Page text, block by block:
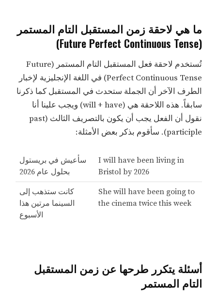
ما هي لاحقة زمن المستقبل التام المستمر
(Future Perfect Continuous Tense)
تُستخدم لاحقة فعل المستقبل التام المستمر (Future
Perfect Continuous Tense) في اللغة الإنجليزية لإخبار
الطرف الآخر أن الجملة ستحدث في المستقبل كما ذكرنا
سابقاً. هذه اللاحقة هي (will + have) ويجب علينا أنا
نقول أن الفعل يجب أن يكون بالتصريف الثالث (past
participle). سأقوم بذكر بعض الأمثلة:
I will have been living in
Bristol by 2026
سأعيش في بريستول
بحلول عام 2026
She will have been going to
the cinema twice this week
كانت ستذهب إلى
السينما مرتين هذا
الأسبوع
أسئلة يتكرر طرحها عن زمن المستقبل
التام المستمر